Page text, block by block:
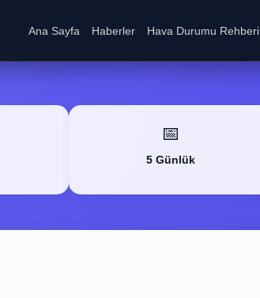
Ana Sayfa Haberler Hava Durumu Rehberi
📅
5 Günlük